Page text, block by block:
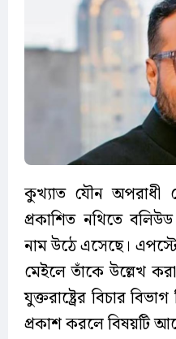
কুখ্যাত যৌন অপরাধী
প্রকাশিত নথিতে
নাম উঠে এসেছে।
মেইলে তাঁকে উল্লেখ
যুক্তরাষ্ট্রের বিচার
প্রকাশ করলে বিষয়টি